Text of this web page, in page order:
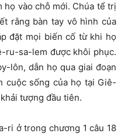
họ vào chỗ mới. Chúa tể trị
rằng bàn tay vô hình của
đặt mọi biến cố từ khi họ
ru-sa-lem được khôi phục.
lôn, dẫn họ qua giai đoạn
cuộc sống của họ tại Giê-
tượng đầu tiên.
ri ở trong chương 1 câu 18